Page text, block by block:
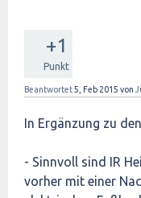
+1
Punkt
Beantwortet5, Feb 2015 von
In Ergänzung zu
- Sinnvoll sind IR
vorher mit einer